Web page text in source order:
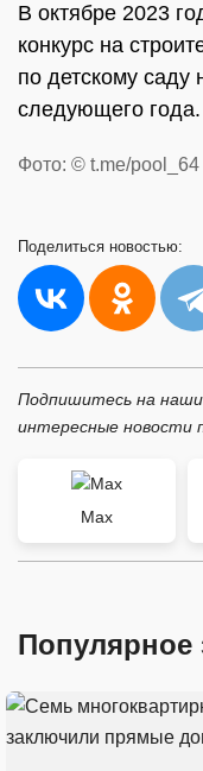
В октябре 2023
конкурс на
по детскому саду
следующего года.
Фото: © t.me/pool_64
Поделиться новостью:
Подпишитесь на
интересные новости
Max
Популярное